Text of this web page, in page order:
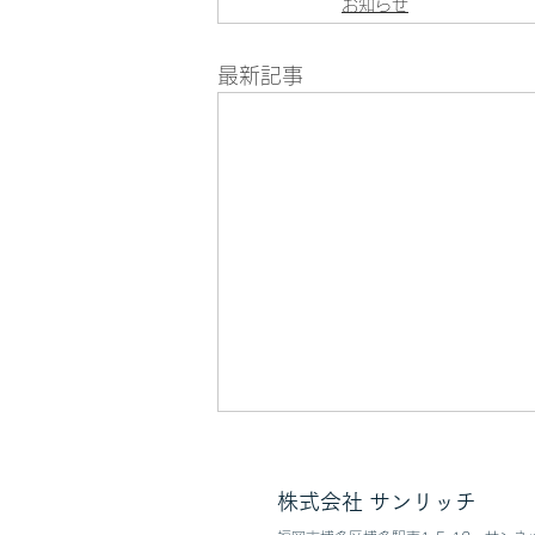
お知らせ
最新記事
弊社の夏季休業日につきまして、
株式会社 サンリッチ